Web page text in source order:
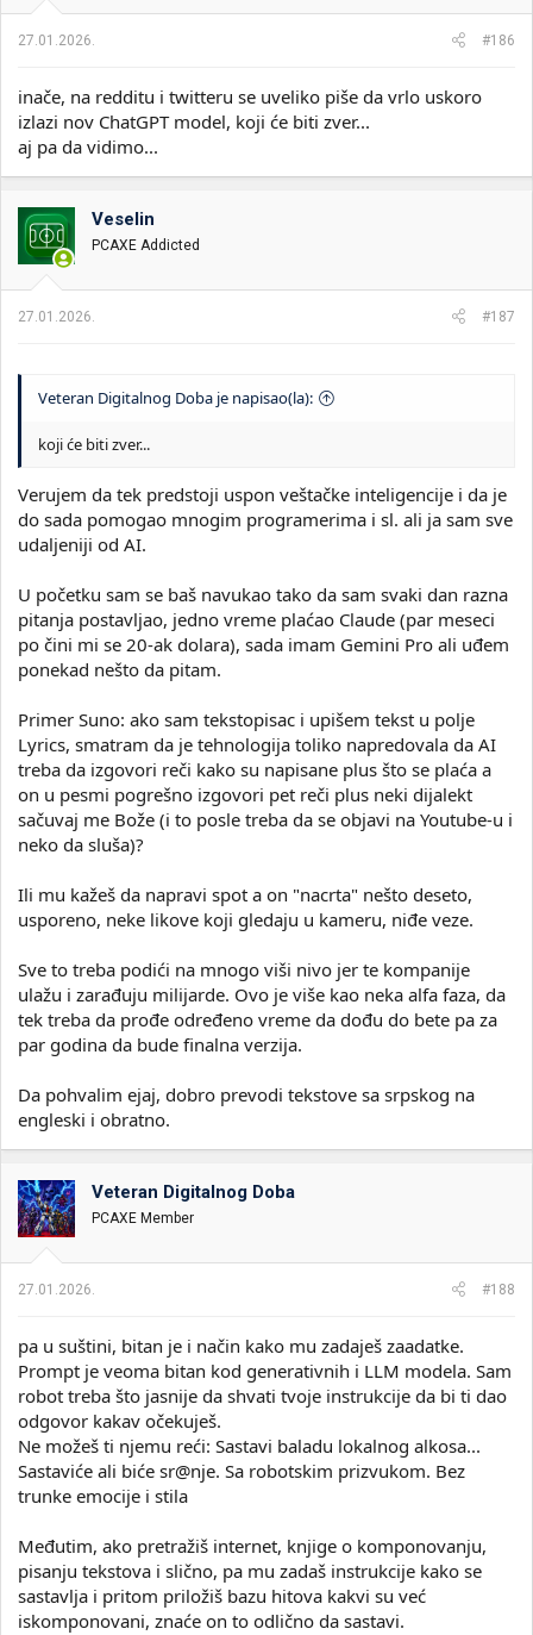
27.01.2026. #186
inače, na redditu i twitteru se uveliko piše da vrlo uskoro
izlazi nov ChatGPT model, koji će biti zver...
aj pa da vidimo...
Veselin
PCAXE Addicted
27.01.2026. #187
Veteran Digitalnog Doba je napisao(la):
koji će biti zver...
Verujem da tek predstoji uspon veštačke inteligencije i da je
do sada pomogao mnogim programerima i sl. ali ja sam sve
udaljeniji od AI.
U početku sam se baš navukao tako da sam svaki dan razna
pitanja postavljao, jedno vreme plaćao Claude (par meseci
po čini mi se 20-ak dolara), sada imam Gemini Pro ali uđem
ponekad nešto da pitam.
Primer Suno: ako sam tekstopisac i upišem tekst u polje
Lyrics, smatram da je tehnologija toliko napredovala da AI
treba da izgovori reči kako su napisane plus što se plaća a
on u pesmi pogrešno izgovori pet reči plus neki dijalekt
sačuvaj me Bože (i to posle treba da se objavi na Youtube-u i
neko da sluša)?
Ili mu kažeš da napravi spot a on "nacrta" nešto deseto,
usporeno, neke likove koji gledaju u kameru, niđe veze.
Sve to treba podići na mnogo viši nivo jer te kompanije
ulažu i zarađuju milijarde. Ovo je više kao neka alfa faza, da
tek treba da prođe određeno vreme da dođu do bete pa za
par godina da bude finalna verzija.
Da pohvalim ejaj, dobro prevodi tekstove sa srpskog na
engleski i obratno.
Veteran Digitalnog Doba
PCAXE Member
27.01.2026. #188
pa u suštini, bitan je i način kako mu zadaješ zaadatke.
Prompt je veoma bitan kod generativnih i LLM modela. Sam
robot treba što jasnije da shvati tvoje instrukcije da bi ti dao
odgovor kakav očekuješ.
Ne možeš ti njemu reći: Sastavi baladu lokalnog alkosa...
Sastaviće ali biće sr@nje. Sa robotskim prizvukom. Bez
trunke emocije i stila
Međutim, ako pretražiš internet, knjige o komponovanju,
pisanju tekstova i slično, pa mu zadaš instrukcije kako se
sastavlja i pritom priložiš bazu hitova kakvi su već
iskomponovani, znaće on to odlično da sastavi.